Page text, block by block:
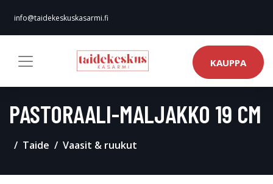
info@taidekeskuskasarmi.fi
KAUPPA
PASTORAALI-MALJAKKO 19 CM
Taide Vaasit & ruukut